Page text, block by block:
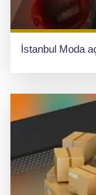
İstanbul Moda